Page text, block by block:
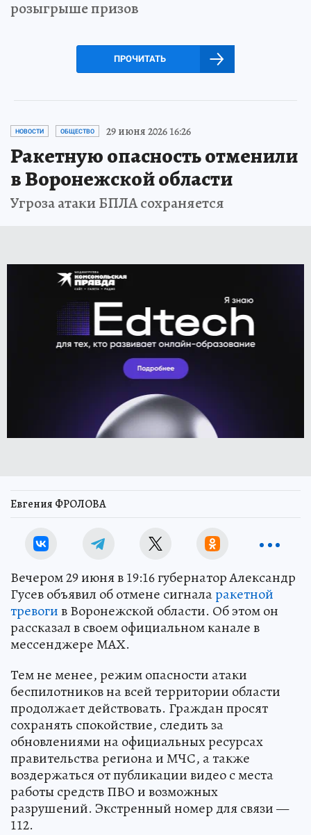
розыгрыше призов
ПРОЧИТАТЬ
НОВОСТИ ОБЩЕСТВО 29 июня 2026 16:26
Ракетную опасность отменили
в Воронежской области
Угроза атаки БПЛА сохраняется
Евгения ФРОЛОВА
Вечером 29 июня в 19:16 губернатор Александр
Гусев объявил об отмене сигналаракетной
тревогив Воронежской области. Об этом он
рассказал в своем официальном канале в
мессенджере МАХ.
Тем не менее, режим опасности атаки
беспилотников на всей территории области
продолжает действовать. Граждан просят
сохранять спокойствие, следить за
обновлениями на официальных ресурсах
правительства региона и МЧС, а также
воздержаться от публикации видео с места
работы средств ПВО и возможных
разрушений. Экстренный номер для связи —
112.